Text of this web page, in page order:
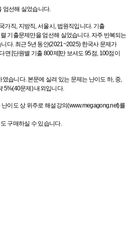
엄선해 실었습니다.
가직, 지방직, 서울시, 법원직입니다. 기출
기출문제만을 엄선해 실었습니다. 자주 반복되는
다. 최근 5년 동안(2021~2025) 한국사 문제가
면 [단원별 기출 800제]만 보셔도 95점, 100점이
습니다. 본문에 실려 있는 문제는 난이도 하, 중,
5%(40문제) 내외입니다.
이도 상 위주로 해설강의(www.megagong.net)를
구매하실 수 있습니다.